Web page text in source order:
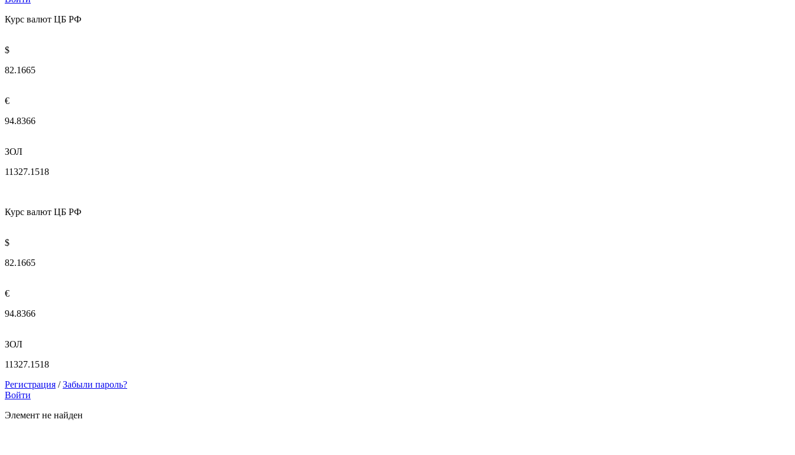
Курс валют ЦБ РФ
$
82.1665
€
94.8366
ЗОЛ
11327.1518
Курс валют ЦБ РФ
$
82.1665
€
94.8366
ЗОЛ
11327.1518
Регистрация / Забыли пароль?
Войти
Элемент не найден